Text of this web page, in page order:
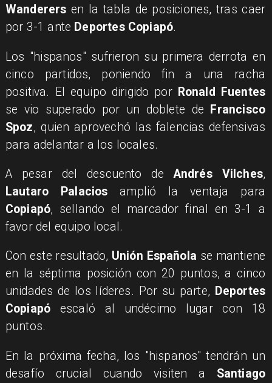
Wanderers en la tabla de posiciones, tras caer
por 3-1 ante Deportes Copiapó.
Los "hispanos" sufrieron su primera derrota en
cinco partidos, poniendo fin a una racha
positiva. El equipo dirigido por Ronald Fuentes
se vio superado por un doblete de
Francisco
Spoz, quien aprovechó las falencias defensivas
para adelantar a los locales.
A pesar del descuento deAndrés Vilches,
Lautaro Palacios amplió la ventaja para
Copiapó, sellando el marcador final en 3-1 a
favor del equipo local.
Con este resultado, Unión Española se mantiene
en la séptima posición con 20 puntos, a cinco
unidades de los líderes. Por su parte, Deportes
Copiapó escaló al undécimo lugar con 18
puntos.
En la próxima fecha, los "hispanos" tendrán un
desafío crucial cuando visiten a Santiago